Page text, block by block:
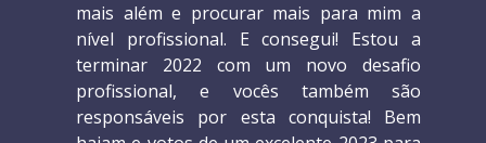
mais além e procurar mais para mim a
nível profissional. E consegui! Estou a
terminar 2022 com um novo desafio
profissional, e vocês também são
responsáveis por esta conquista! Bem